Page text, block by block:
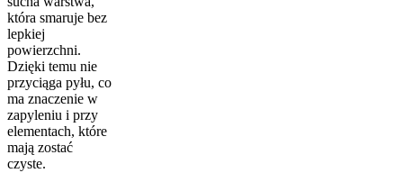
która smaruje bez
lepkiej
powierzchni.
Dzięki temu nie
przyciąga pyłu, co
ma znaczenie w
zapyleniu i przy
elementach, które
mają zostać
czyste.